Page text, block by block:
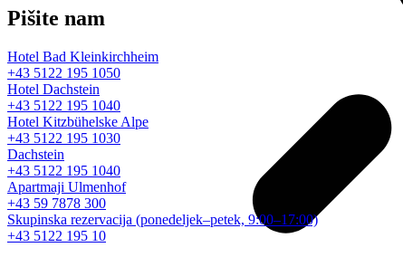
Pišite nam
Hotel Bad Kleinkirchheim
+43 5122 195 1050
Hotel Dachstein
+43 5122 195 1040
Hotel Kitzbühelske Alpe
+43 5122 195 1030
Dachstein
+43 5122 195 1040
Apartmaji Ulmenhof
+43 59 7878 300
Skupinska rezervacija (ponedeljek–petek, 9:00–17:00)
+43 5122 195 10